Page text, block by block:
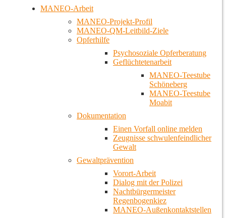
MANEO-Arbeit
MANEO-Projekt-Profil
MANEO-QM-Leitbild-Ziele
Opferhilfe
Psychosoziale Opferberatung
Geflüchtetenarbeit
MANEO-Teestube
Schöneberg
MANEO-Teestube
Moabit
Dokumentation
Einen Vorfall online melden
Zeugnisse schwulenfeindlicher
Gewalt
Gewaltprävention
Vorort-Arbeit
Dialog mit der Polizei
Nachtbürgermeister
Regenbogenkiez
MANEO-Außenkontaktstellen